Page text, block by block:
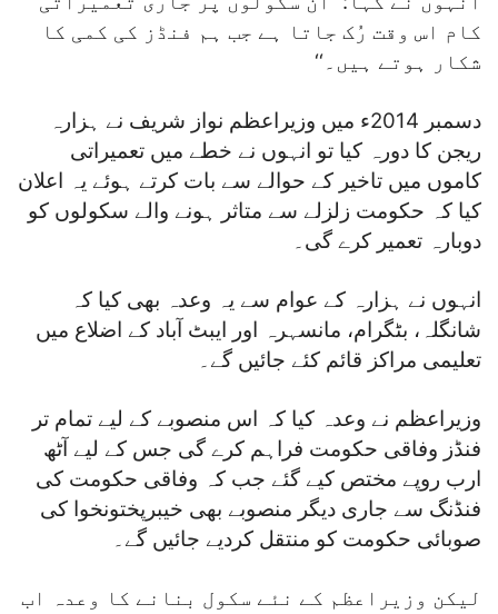
کام اس وقت رُک جاتا ہے جب ہم فنڈز کی کمی کا
شکار ہوتے ہیں۔‘‘
دسمبر 2014ء میں وزیراعظم نواز شریف نے ہزارہ
ریجن کا دورہ کیا تو انہوں نے خطے میں تعمیراتی
کاموں میں تاخیر کے حوالے سے بات کرتے ہوئے یہ اعلان
کیا کہ حکومت زلزلے سے متاثر ہونے والے سکولوں کو
دوبارہ تعمیر کرے گی۔
انہوں نے ہزارہ کے عوام سے یہ وعدہ بھی کیا کہ
شانگلہ، بٹگرام، مانسہرہ اور ایبٹ آباد کے اضلاع میں
تعلیمی مراکز قائم کئے جائیں گے۔
وزیراعظم نے وعدہ کیا کہ اس منصوبے کے لیے تمام تر
فنڈز وفاقی حکومت فراہم کرے گی جس کے لیے آٹھ
ارب روپے مختص کیے گئے جب کہ وفاقی حکومت کی
فنڈنگ سے جاری دیگر منصوبے بھی خیبرپختونخوا کی
صوبائی حکومت کو منتقل کردیے جائیں گے۔
لیکن وزیراعظم کے نئے سکول بنانے کا وعدہ اب